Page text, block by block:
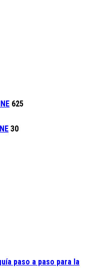
625
30
paso a paso para la